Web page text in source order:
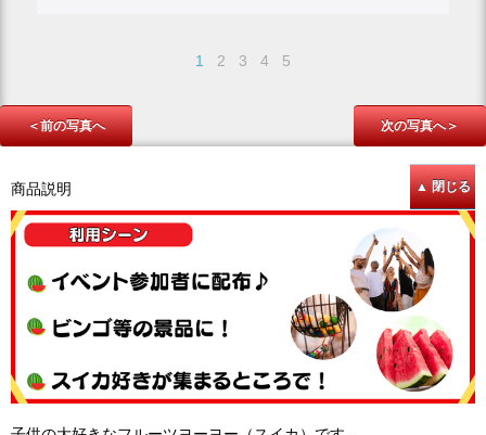
1 2 3 4 5
＜前の写真へ 次の写真へ＞
商品説明